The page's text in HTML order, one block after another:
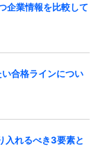
企業情報を比較して
い合格ラインについ
入れるべき3要素と